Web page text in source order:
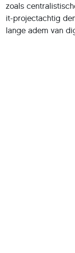
zoals
it-projectachtig
lange adem van